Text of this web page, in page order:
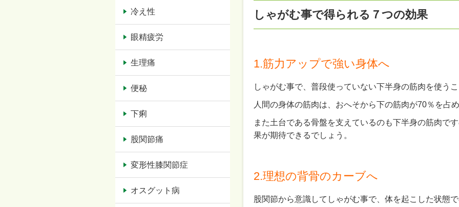
しゃがむ事で得られる７つの効果
1.筋力アップで強い身体へ
しゃがむ事で、普段使っていない下半身の筋肉を使う
人間の身体の筋肉は、おへそから下の筋肉が70％を占
また土台である骨盤を支えているのも下半身の筋肉で
果が期待できるでしょう。
2.理想の背骨のカーブへ
股関節から意識してしゃがむ事で、体を起こした状態
冷え性
眼精疲労
生理痛
便秘
下痢
股関節痛
変形性膝関節症
オスグット病